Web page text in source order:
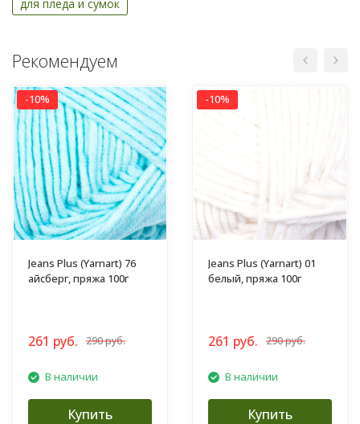
для пледа и сумок
Рекомендуем
-10%
Jeans Plus (Yarnart) 76
айсберг, пряжа 100г
261 руб. 290 руб.
В наличии
Купить
-10%
Jeans Plus (Yarnart) 01
белый, пряжа 100г
261 руб. 290 руб.
В наличии
Купить